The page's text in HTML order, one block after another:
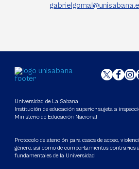
Universidad de La Sabana
Institución de educación superior sujeta a
Ministerio de Educación Nacional
Protocolo de atención para casos de acoso,
género, así como de comportamientos contrarios
fundamentales de la Universidad